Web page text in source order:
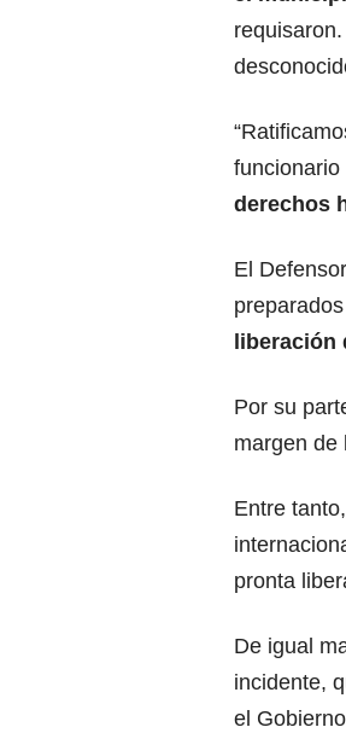
derechos
El
liberación
Por su
margen de
Entre
pronta
De igual
incidente,
el